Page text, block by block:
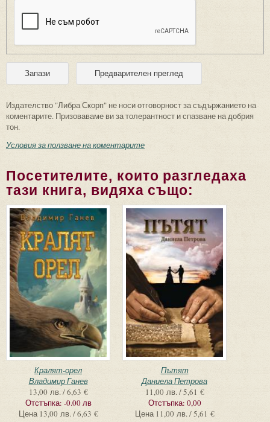
Издателство "Либра Скорп" не носи отговорност за съдържанието на
коментарите. Призоваваме ви за толерантност и спазване на добрия
тон.
Условия за ползване на коментарите
Посетителите, които разгледаха
тази книга, видяха също:
Кралят-орел
Владимир Ганев
13,00 лв. / 6,63 €
Отстъпка: -0.00 лв
Цена 13,00 лв. / 6,63 €
Пътят
Даниела Петрова
11,00 лв. / 5,61 €
Отстъпка: 0,00
Цена 11,00 лв. / 5,61 €